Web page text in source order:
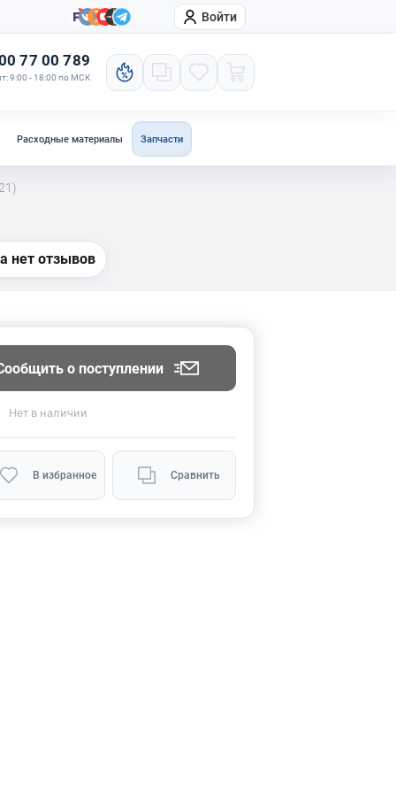
Компания Войти
77 00 789
9:00 - 18:00 по МСК
Расходные материалы Запчасти
нет отзывов
о поступлении
Нет в наличии
В избранное Сравнить